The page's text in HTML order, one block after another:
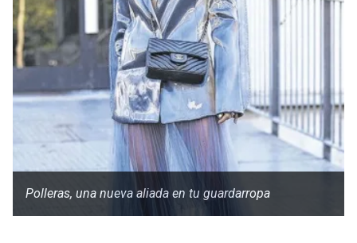
Polleras, una nueva aliada en tu guardarropa